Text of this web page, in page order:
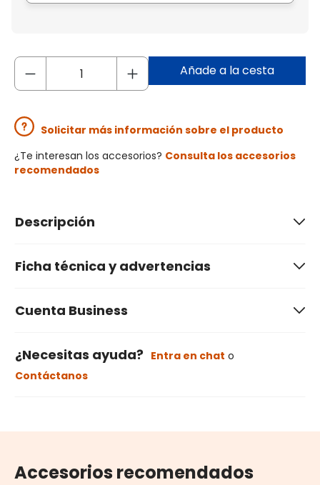
Añade a la cesta
Solicitar más información sobre el producto
¿Te interesan los accesorios? Consulta los accesorios
recomendados
Descripción
Ficha técnica y advertencias
Cuenta Business
¿Necesitas ayuda? Entra en chat o
Contáctanos
Accesorios recomendados